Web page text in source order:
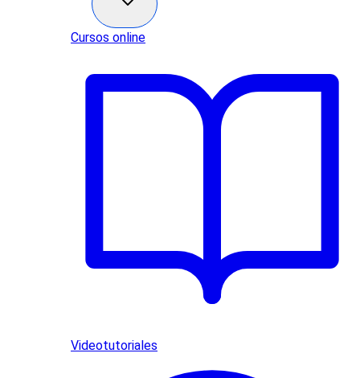
Cursos online
Videotutoriales